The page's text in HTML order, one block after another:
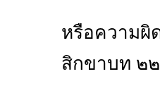
หรือความผิ
สิกขาบท ๒